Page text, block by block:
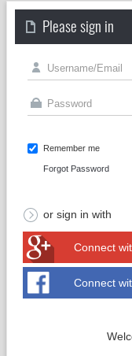
Please sign in
Remember me
Forgot Password
or sign in with
Connect
Connect